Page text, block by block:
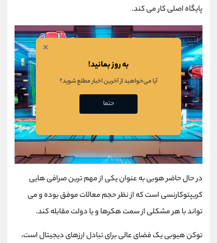
پایگاه اصلی کار می کند.
در حال حاضر هوبی به عنوان یکی از مهم ترین صرافی هایی
کریپتوکارنسی است که از نظر حجم معالات موفق بوده و می
تواند با هر مشکلی از سمت هکرها و یا دولت مقابله کند.
توکن هیوبی یک فضای عالی برای تبادل ارزهای دیجیتال است،
×
به روز بمانید!
آیا می‌خواهید از آخرین اخبار مطلع شوید؟
حتما